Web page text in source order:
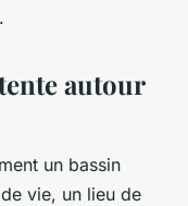
autour
un bassin
vie, un lieu de